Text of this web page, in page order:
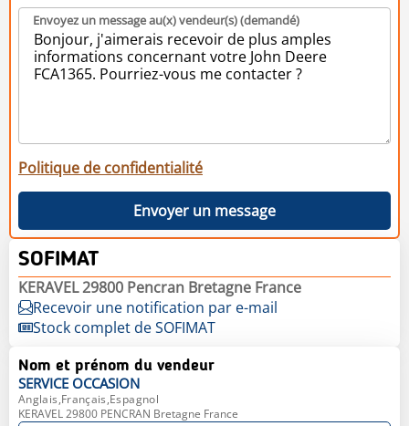
Envoyez un message au(x) vendeur(s) (demandé)
Politique de confidentialité
Envoyer un message
SOFIMAT
KERAVEL 29800 Pencran Bretagne France
Recevoir une notification par e-mail
Stock complet de SOFIMAT
Nom et prénom du vendeur
SERVICE OCCASION
Anglais,Français,Espagnol
KERAVEL 29800 PENCRAN Bretagne France